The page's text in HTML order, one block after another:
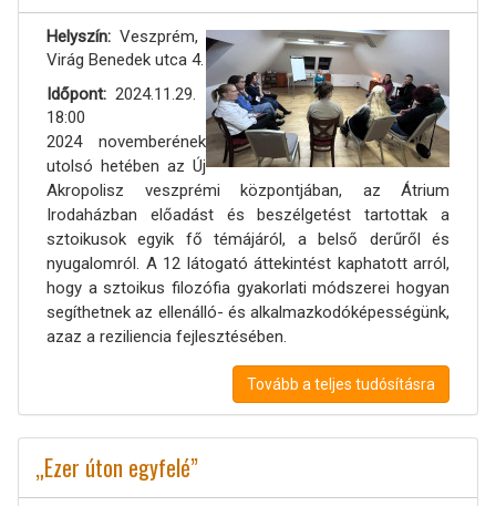
Helyszín
Veszprém,
Virág Benedek utca 4.
Időpont
2024.11.29.
18:00
2024 novemberének
utolsó hetében az Új
Akropolisz veszprémi központjában, az Átrium
Irodaházban előadást és beszélgetést tartottak a
sztoikusok egyik fő témájáról, a belső derűről és
nyugalomról. A 12 látogató áttekintést kaphatott arról,
hogy a sztoikus filozófia gyakorlati módszerei hogyan
segíthetnek az ellenálló- és alkalmazkodóképességünk,
azaz a reziliencia fejlesztésében.
Tovább a teljes tudósításra
„Ezer úton egyfelé”